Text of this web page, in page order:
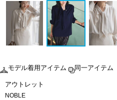
モデル着用アイテム 同一アイテム
アウトレット
NOBLE